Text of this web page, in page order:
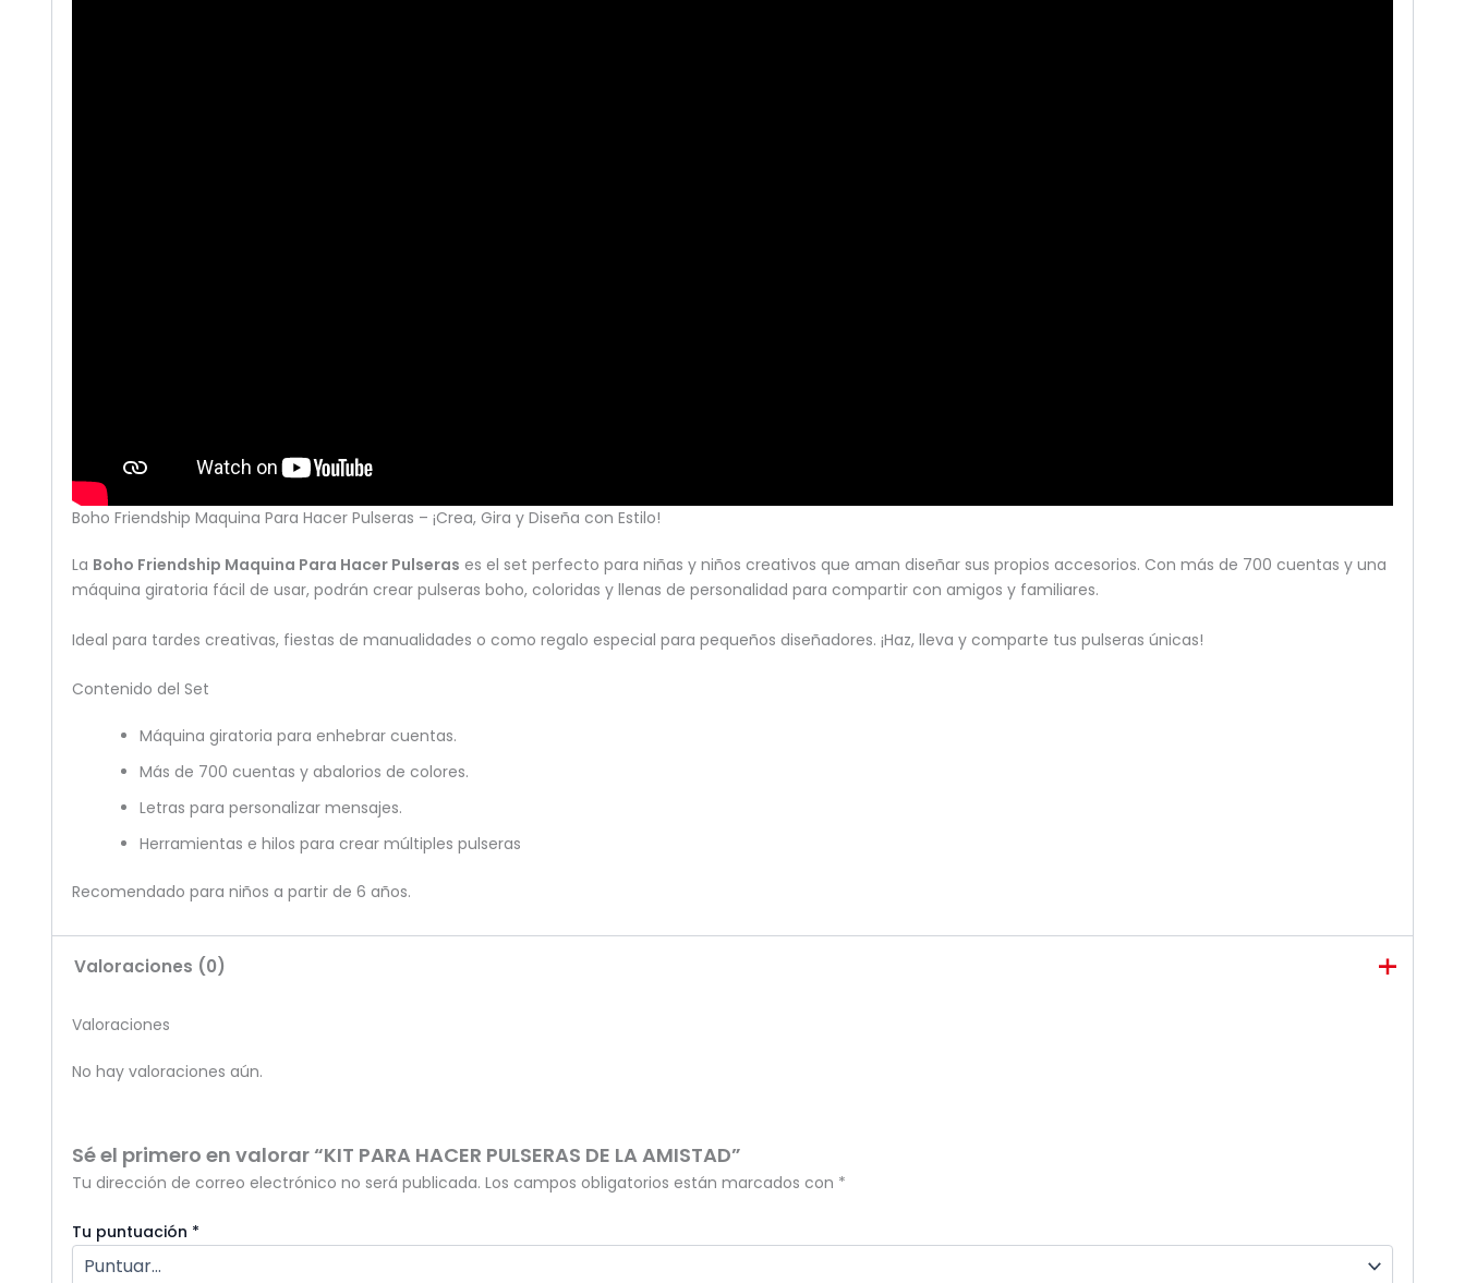
Boho Friendship Maquina Para Hacer Pulseras – ¡Crea, Gira y Diseña con Estilo!
La Boho Friendship Maquina Para Hacer Pulseras es el set perfecto para niñas y niños creativos que aman diseñar sus propios accesorios. Con más de 700 cuentas y una
máquina giratoria fácil de usar, podrán crear pulseras boho, coloridas y llenas de personalidad para compartir con amigos y familiares.
Ideal para tardes creativas, fiestas de manualidades o como regalo especial para pequeños diseñadores. ¡Haz, lleva y comparte tus pulseras únicas!
Contenido del Set
Máquina giratoria para enhebrar cuentas.
Más de 700 cuentas y abalorios de colores.
Letras para personalizar mensajes.
Herramientas e hilos para crear múltiples pulseras
Recomendado para niños a partir de 6 años.
Valoraciones (0)
Valoraciones
No hay valoraciones aún.
Sé el primero en valorar “KIT PARA HACER PULSERAS DE LA AMISTAD”
Tu dirección de correo electrónico no será publicada. Los campos obligatorios están marcados con *
Tu puntuación *